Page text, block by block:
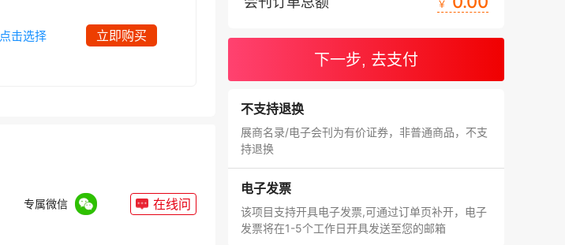
点击选择 立即购买
专属微信 在线问
￥
下一步, 去支付
不支持退换
展商名录/电子会刊为有价证券，非普通商品，不支
持退换
电子发票
该项目支持开具电子发票,可通过订单页补开，电子
发票将在1-5个工作日开具发送至您的邮箱